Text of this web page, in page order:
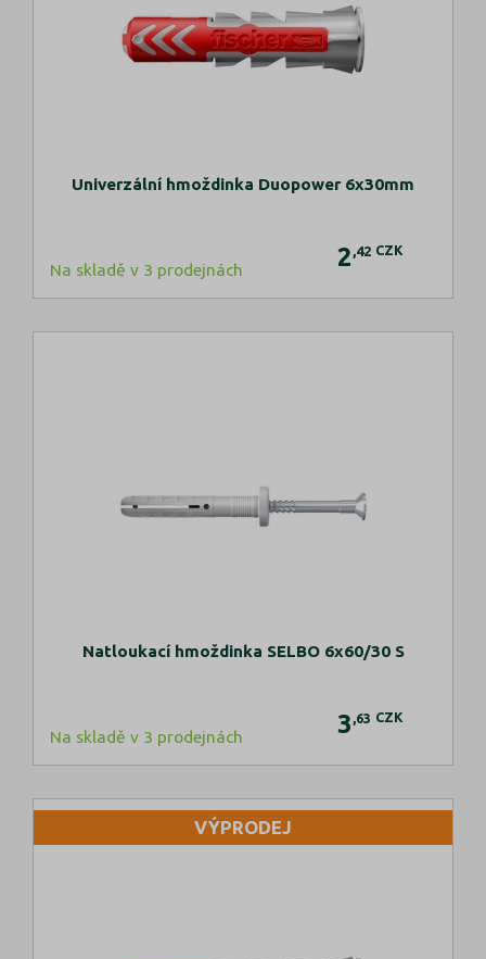
Univerzální hmoždinka Duopower 6x30mm
Na skladě v 3 prodejnách 2 ,42 CZK
Natloukací hmoždinka SELBO 6x60/30 S
Na skladě v 3 prodejnách 3 ,63 CZK
VÝPRODEJ